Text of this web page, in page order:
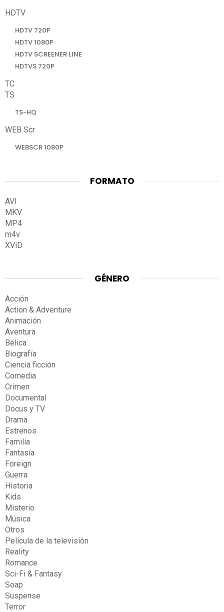
HDTV
HDTV 720P
HDTV 1080P
HDTV SCREENER LINE
HDTVS 720P
TC
TS
TS-HQ
WEB Scr
WEBSCR 1080P
FORMATO
AVI
MKV
MP4
m4v
XViD
GÉNERO
Acción
Action & Adventure
Animación
Aventura
Bélica
Biografía
Ciencia ficción
Comedia
Crimen
Documental
Docus y TV
Drama
Estrenos
Familia
Fantasía
Foreign
Guerra
Historia
Kids
Misterio
Música
Otros
Película de la televisión
Reality
Romance
Sci-Fi & Fantasy
Soap
Suspense
Terror